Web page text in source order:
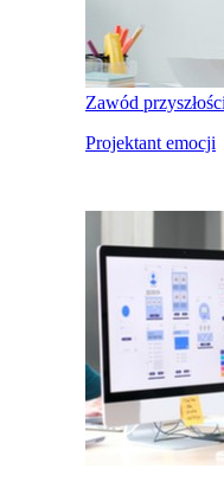
Zawód przyszłości
Projektant emocji